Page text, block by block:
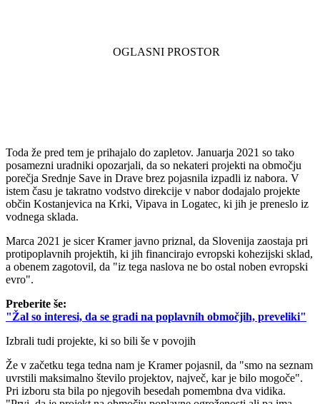
Toda že pred tem je prihajalo do zapletov. Januarja 2021 so tako
posamezni uradniki opozarjali, da so nekateri projekti na območju
porečja Srednje Save in Drave brez pojasnila izpadli iz nabora. V
istem času je takratno vodstvo direkcije v nabor dodajalo projekte
občin Kostanjevica na Krki, Vipava in Logatec, ki jih je preneslo iz
vodnega sklada.
Marca 2021 je sicer Kramer javno priznal, da Slovenija zaostaja pri
protipoplavnih projektih, ki jih financirajo evropski kohezijski sklad,
a obenem zagotovil, da "iz tega naslova ne bo ostal noben evropski
evro".
Preberite še:
"Žal so interesi, da se gradi na poplavnih območjih, preveliki"
Izbrali tudi projekte, ki so bili še v povojih
Že v začetku tega tedna nam je Kramer pojasnil, da "smo na seznam
uvrstili maksimalno število projektov, največ, kar je bilo mogoče".
Pri izboru sta bila po njegovih besedah pomembna dva vidika.